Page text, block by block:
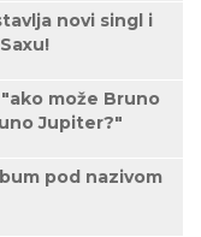
novi singl i
može Bruno
Jupiter?"
pod nazivom